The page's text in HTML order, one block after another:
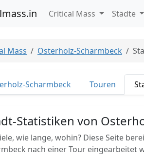
Critical Mass Städte
Mass Osterholz-Scharmbeck
Scharmbeck Touren
Statistiken von
wie lange, wohin? Diese Seite
nach einer Tour eingearbeitet